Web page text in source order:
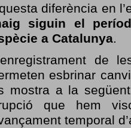
diferència en
siguin el
a Catalunya.
de
esbrinar
mostra a la
que hem
temporal